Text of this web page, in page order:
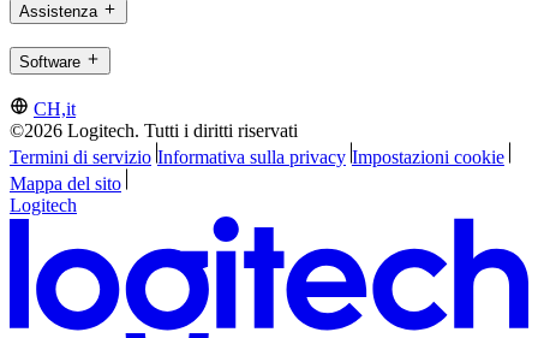
Assistenza
Software
CH,it
©2026 Logitech. Tutti i diritti riservati
Termini di servizio Informativa sulla privacy Impostazioni cookie
Mappa del sito
Logitech